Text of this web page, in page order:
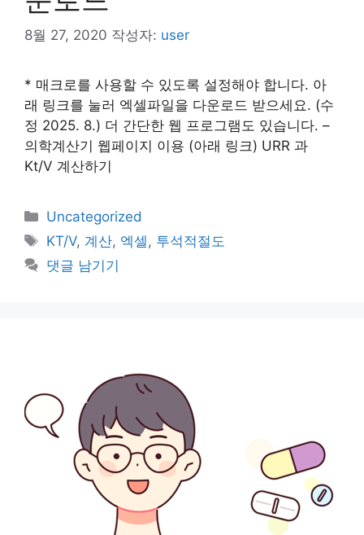
8월 27, 2020 작성자: user
* 매크로를 사용할 수 있도록 설정해야 합니다. 아
래 링크를 눌러 엑셀파일을 다운로드 받으세요. (수
정 2025. 8.) 더 간단한 웹 프로그램도 있습니다. –
의학계산기 웹페이지 이용 (아래 링크) URR 과
Kt/V 계산하기
카
테
리
Uncategorized
태
그
KT/V, 계산, 엑셀, 투석적절도
댓글 남기기